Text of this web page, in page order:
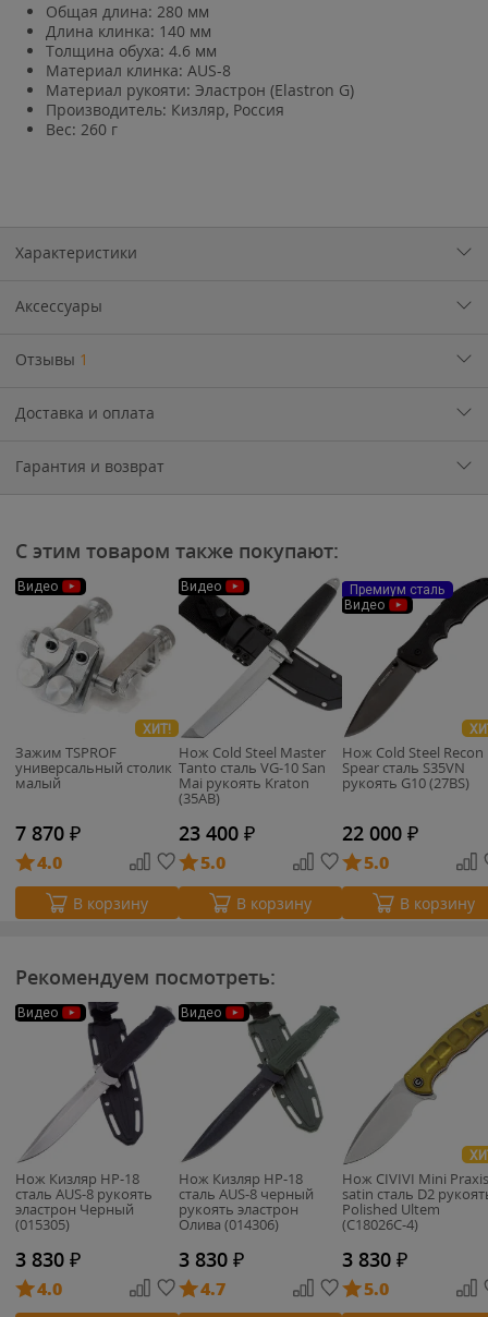
Общая длина: 280 мм
Длина клинка: 140 мм
Толщина обуха: 4.6 мм
Материал клинка: AUS-8
Материал рукояти: Эластрон (Elastron G)
Производитель: Кизляр, Россия
Вес: 260 г
Характеристики
Аксессуары
Отзывы 1
Доставка и оплата
Гарантия и возврат
С этим товаром также покупают:
Видео
ХИТ!
Зажим TSPROF
универсальный столик
малый
7 870 ₽
4.0
В корзину
Видео
Нож Cold Steel Master
Tanto сталь VG-10 San
Mai рукоять Kraton
(35AB)
23 400 ₽
5.0
В корзину
Премиум сталь
Видео
Нож Cold Steel Recon
Spear сталь S35VN
рукоять G10 (27BS)
22 000 ₽
5.0
В корзину
Рекомендуем посмотреть:
Видео
Нож Кизляр НР-18
сталь AUS-8 рукоять
эластрон Черный
(015305)
3 830 ₽
4.0
Видео
Нож Кизляр НР-18
сталь AUS-8 черный
рукоять эластрон
Олива (014306)
3 830 ₽
4.7
Нож CIVIVI Mini Praxis
satin сталь D2
Polished Ultem
(C18026C-4)
3 830 ₽
5.0